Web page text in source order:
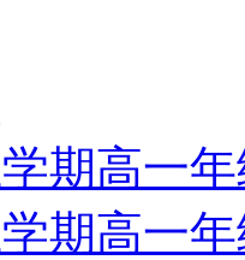
期高一
期高一